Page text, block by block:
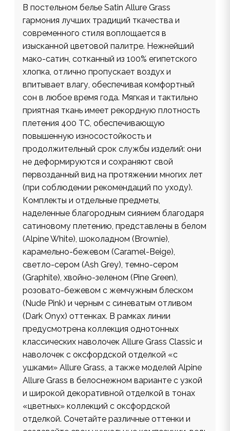
В постельном белье Satin Allure Grass
гармония лучших традиций ткачества и
современного стиля воплощается в
изысканной цветовой палитре. Нежнейший
мако-сатин, сотканный из 100% египетского
хлопка, отлично пропускает воздух и
впитывает влагу, обеспечивая комфортный
сон в любое время года. Мягкая и тактильно
приятная ткань имеет рекордную плотность
плетения 400 ТС, обеспечивающую
повышенную износостойкость и
продолжительный срок службы изделий: они
не деформируются и сохраняют свой
первозданный вид на протяжении многих лет
(при соблюдении рекомендаций по уходу).
Комплекты и отдельные предметы,
наделенные благородным сиянием благодаря
сатиновому плетению, представлены в белом
(Alpine White), шоколадном (Brownie),
карамельно-бежевом (Caramel-Beige),
светло-сером (Ash Grey), темно-сером
(Graphite), хвойно-зеленом (Pine Green),
розовато-бежевом с жемчужным блеском
(Nude Pink) и черным c синеватым отливом
(Dark Onyx) оттенках. В рамках линии
предусмотрена коллекция однотонных
классических наволочек Allure Grass Classic и
наволочек с оксфордской отделкой «с
ушками» Allure Grass, а также моделей Alpine
Allure Grass в белоснежном варианте с узкой
и широкой декоративной отделкой в тонах
«цветных» коллекций с оксфордской
отделкой. Сочетайте различные оттенки и